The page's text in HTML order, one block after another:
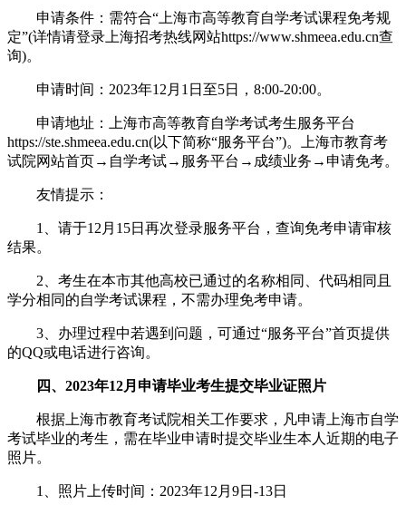
申请条件：需符合“上海市高等教育自学考试课程免考规
定”(详情请登录上海招考热线网站https://www.shmeea.edu.cn查
询)。
申请时间：2023年12月1日至5日，8:00-20:00。
申请地址：上海市高等教育自学考试考生服务平台
https://ste.shmeea.edu.cn(以下简称“服务平台”)。上海市教育考
试院网站首页→自学考试→服务平台→成绩业务→申请免考。
友情提示：
1、请于12月15日再次登录服务平台，查询免考申请审核
结果。
2、考生在本市其他高校已通过的名称相同、代码相同且
学分相同的自学考试课程，不需办理免考申请。
3、办理过程中若遇到问题，可通过“服务平台”首页提供
的QQ或电话进行咨询。
四、2023年12月申请毕业考生提交毕业证照片
根据上海市教育考试院相关工作要求，凡申请上海市自学
考试毕业的考生，需在毕业申请时提交毕业生本人近期的电子
照片。
1、照片上传时间：2023年12月9日-13日